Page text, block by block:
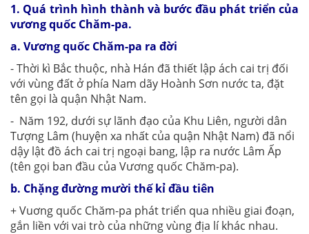
1. Quá trình hình thành và bước đầu phát triển của
vương quốc Chăm-pa.
a. Vương quốc Chăm-pa ra đời
- Thời kì Bắc thuộc, nhà Hán đã thiết lập ách cai trị đối
với vùng đất ở phía Nam dãy Hoành Sơn nước ta, đặt
tên gọi là quận Nhật Nam.
- Năm 192, dưới sự lãnh đạo của Khu Liên, người dân
Tượng Lâm (huyện xa nhất của quận Nhật Nam) đã nổi
dậy lật đồ ách cai trị ngoại bang, lập ra nước Lâm Ấp
(tên gọi ban đầu của Vương quốc Chăm-pa).
b. Chặng đường mười thế kỉ đầu tiên
+ Vuơng quốc Chăm-pa phát triển qua nhiều giai đoạn,
gắn liền với vai trò của những vùng địa lí khác nhau.